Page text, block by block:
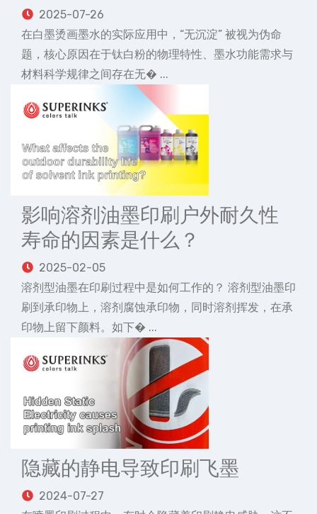
2025-07-26
在白墨烫画墨水的实际应用中，“无沉淀” 被视为伪命
题，核心原因在于钛白粉的物理特性、墨水功能需求与
材料科学规律之间存在无� ...
影响溶剂油墨印刷户外耐久性
寿命的因素是什么？
2025-02-05
溶剂型油墨在印刷过程中是如何工作的？ 溶剂型油墨印
刷到承印物上，溶剂腐蚀承印物，同时溶剂挥发，在承
印物上留下颜料。如下� ...
隐藏的静电导致印刷飞墨
2024-07-27